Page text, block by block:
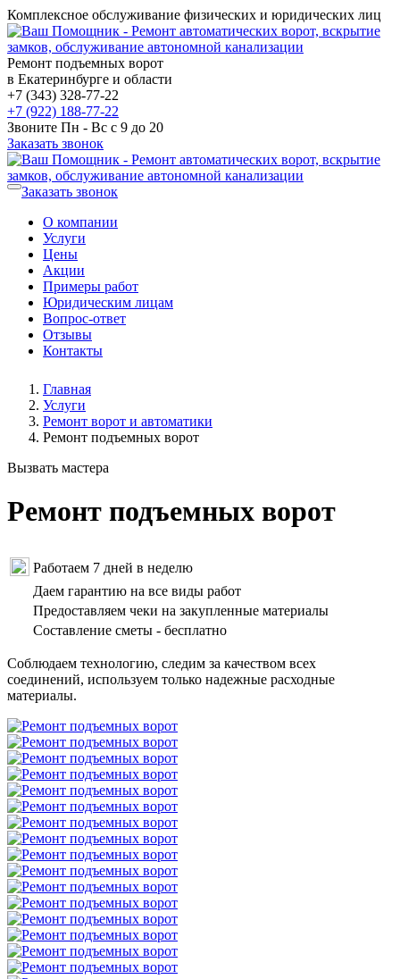
Комплексное обслуживание физических и юридических лиц
Ремонт подъемных ворот
в Екатеринбурге и области
+7 (343) 328-77-22
+7 (922) 188-77-22
Звоните Пн - Вс с 9 до 20
Заказать звонок
Заказать звонок
О компании
Услуги
Цены
Акции
Примеры работ
Юридическим лицам
Вопрос-ответ
Отзывы
Контакты
Главная
Услуги
Ремонт ворот и автоматики
Ремонт подъемных ворот
Вызвать мастера
Ремонт подъемных ворот
Работаем 7 дней в неделю
Даем гарантию на все виды работ
Предоставляем чеки на закупленные материалы
Составление сметы - бесплатно
Соблюдаем технологию, следим за качеством всех
соединений, используем только надежные расходные
материалы.